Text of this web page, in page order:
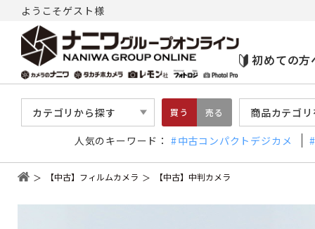
ようこそゲスト様
初めての方
カテゴリから探す 買う 売る 商品カテゴ
人気のキーワード： 中古コンパクトデジカメ
【中古】フィルムカメラ 【中古】中判カメラ